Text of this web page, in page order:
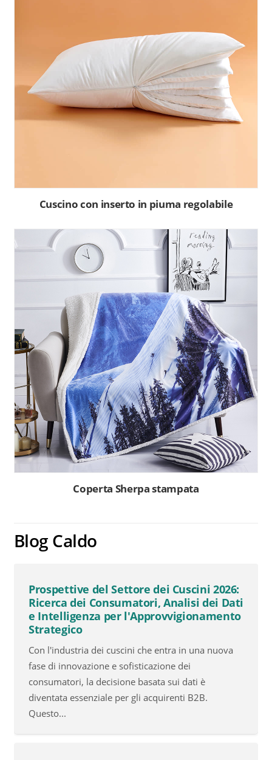
Cuscino con inserto in piuma regolabile
Coperta Sherpa stampata
Blog Caldo
Prospettive del Settore dei Cuscini 2026:
Ricerca dei Consumatori, Analisi dei Dati
e Intelligenza per l'Approvvigionamento
Strategico
Con l'industria dei cuscini che entra in una nuova
fase di innovazione e sofisticazione dei
consumatori, la decisione basata sui dati è
diventata essenziale per gli acquirenti B2B.
Questo...